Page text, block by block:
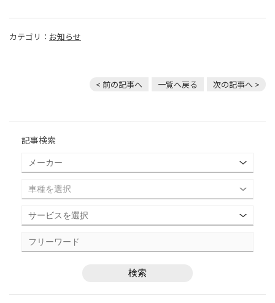
カテゴリ： お知らせ
< 前の記事へ 一覧へ戻る 次の記事へ >
記事検索